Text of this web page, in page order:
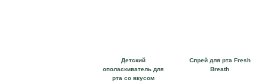
Детский
ополаскиватель для
рта со вкусом
Спрей для рта Fresh
Breath